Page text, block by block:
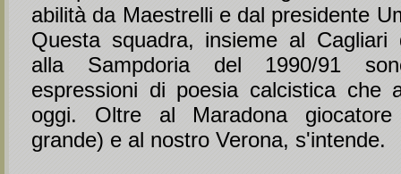
abilità da Maestrelli e dal presidente
Questa squadra, insieme al Cagliari
alla Sampdoria del 1990/91
espressioni di poesia calcistica che
oggi. Oltre al Maradona giocatore
grande) e al nostro Verona, s'intende.